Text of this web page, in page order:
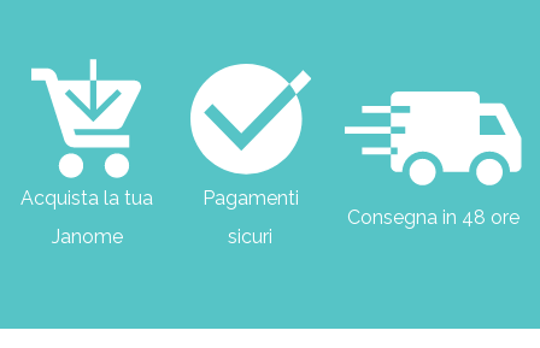
Acquista la tua
Janome
Pagamenti
sicuri
Consegna in 48 ore